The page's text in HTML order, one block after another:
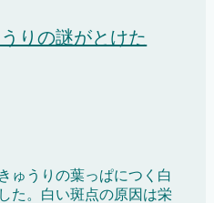
りの謎がとけた
ゅうりの葉っぱにつく白
た。白い斑点の原因は栄